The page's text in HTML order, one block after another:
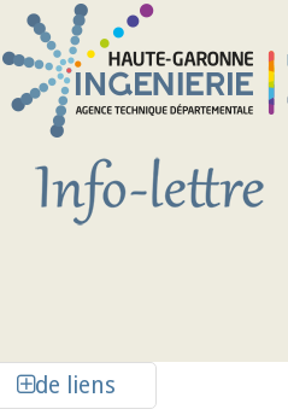
Aller au contenu principal
de liens